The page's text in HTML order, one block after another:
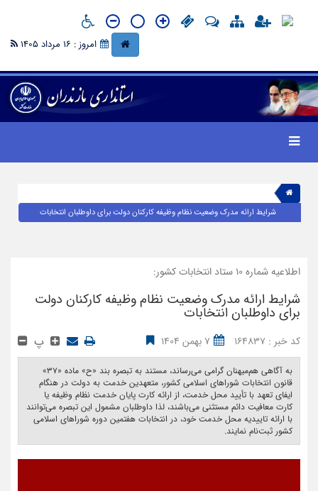
امروز : 16 مرداد 1405
شرایط ارائه مدرک وضعیت نظام وظیفه کارکنان دولت برای داوطلبان انتخابات
اطلاعیه شماره ۱۰ ستاد انتخابات کشور:
شرایط ارائه مدرک وضعیت نظام وظیفه کارکنان دولت
برای داوطلبان انتخابات
کد خبر : 164837 7 بهمن 1404 پ
به آگاهی هم‌­میهنان گرامی می­‌رساند، مستند به تبصره بند «ح» ماده «۳۷»
قانون انتخابات شوراهای اسلامی کشور، متعهدین خدمت به دولت در هنگام
ایفای تعهد با تأیید محل خدمت، از ارائه کارت پایان خدمت نظام وظیفه یا
کارت معافیت دائم مستثنی می‌باشند، لذا داوطلبان مشمول این تبصره می‌توانند
با ارائه تاییدیه محل خدمت خود، در انتخابات هفتمین دوره شوراهای اسلامی
کشور ثبت‌نام نمایند. ‎